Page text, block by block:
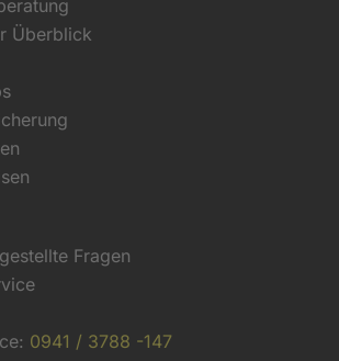
Überblick
Fragen
0941 / 3788 -147